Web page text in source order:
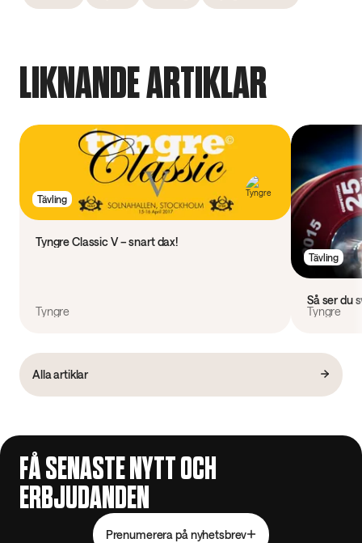
LIKNANDE ARTIKLAR
Tävling
Tyngre Classic V – snart dax!
Tyngre
Tävling
Så ser du
Tyngre
Alla artiklar
FÅ SENASTE NYTT OCH
ERBJUDANDEN
Prenumerera på nyhetsbrev